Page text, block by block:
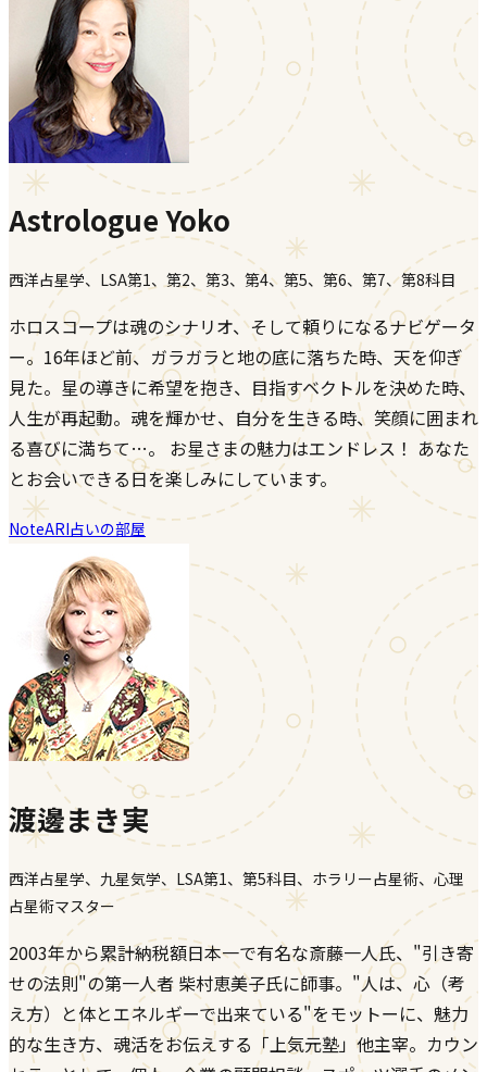
Astrologue Yoko
西洋占星学、LSA第1、第2、第3、第4、第5、第6、第7、第8科目
ホロスコープは魂のシナリオ、そして頼りになるナビゲータ
ー。16年ほど前、ガラガラと地の底に落ちた時、天を仰ぎ
見た。星の導きに希望を抱き、目指すベクトルを決めた時、
人生が再起動。魂を輝かせ、自分を生きる時、笑顔に囲まれ
る喜びに満ちて…。 お星さまの魅力はエンドレス！ あなた
とお会いできる日を楽しみにしています。
NoteARI占いの部屋
渡邊まき実
西洋占星学、九星気学、LSA第1、第5科目、ホラリー占星術、心理
占星術マスター
2003年から累計納税額日本一で有名な斎藤一人氏、"引き寄
せの法則"の第一人者 柴村恵美子氏に師事。"人は、心（考
え方）と体とエネルギーで出来ている"をモットーに、魅力
的な生き方、魂活をお伝えする「上気元塾」他主宰。カウン